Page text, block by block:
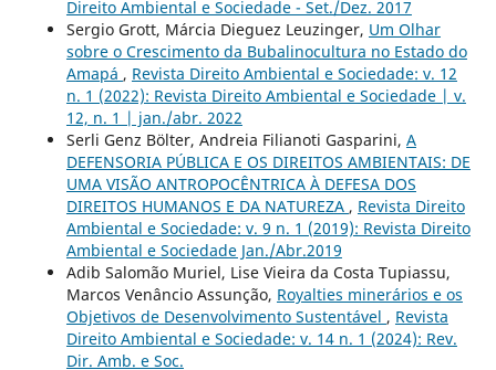
Direito Ambiental e Sociedade - Set./Dez. 2017
Sergio Grott, Márcia Dieguez Leuzinger, Um Olhar
sobre o Crescimento da Bubalinocultura no Estado do
Amapá , Revista Direito Ambiental e Sociedade: v. 12
n. 1 (2022): Revista Direito Ambiental e Sociedade | v.
12, n. 1 | jan./abr. 2022
Serli Genz Bölter, Andreia Filianoti Gasparini, A
DEFENSORIA PÚBLICA E OS DIREITOS AMBIENTAIS: DE
UMA VISÃO ANTROPOCÊNTRICA À DEFESA DOS
DIREITOS HUMANOS E DA NATUREZA , Revista Direito
Ambiental e Sociedade: v. 9 n. 1 (2019): Revista Direito
Ambiental e Sociedade Jan./Abr.2019
Adib Salomão Muriel, Lise Vieira da Costa Tupiassu,
Marcos Venâncio Assunção, Royalties minerários e os
Objetivos de Desenvolvimento Sustentável , Revista
Direito Ambiental e Sociedade: v. 14 n. 1 (2024): Rev.
Dir. Amb. e Soc.